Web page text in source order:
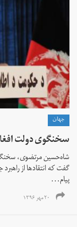
جهان
سخنگوی دولت
شاه‌حسین مرتضوی،
گفت که انتقادها از
پیام...
۲۰ مهر ۱۳۹۶